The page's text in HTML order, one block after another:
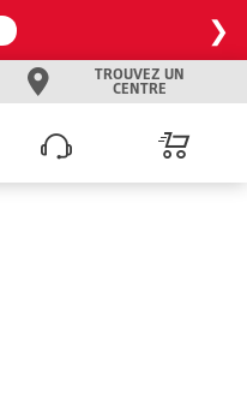
❯
TROUVEZ UN
CENTRE